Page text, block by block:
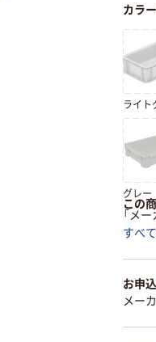
カラ
ライト
グレー
この
「メ
すべ
お申
メー